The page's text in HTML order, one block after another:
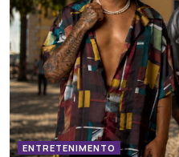
ENTRETENIMENTO